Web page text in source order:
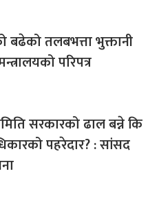
बढेको तलबभत्ता भुक्तानी
परिपत्र
सरकारको ढाल बन्ने कि
पहरेदार? : सांसद